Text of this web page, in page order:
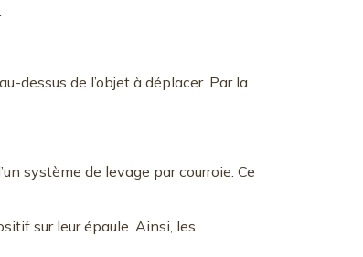
dessus de l’objet à déplacer. Par la
système de levage par courroie. Ce
sur leur épaule. Ainsi, les